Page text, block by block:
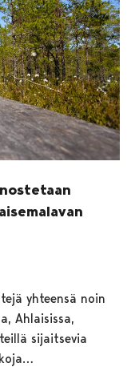
yhteensä noin
Ahlaisissa,
sijaitsevia